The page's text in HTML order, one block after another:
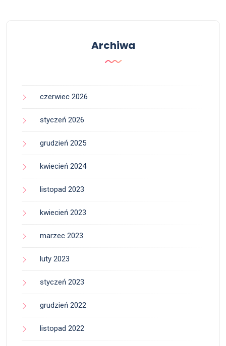
Archiwa
czerwiec 2026
styczeń 2026
grudzień 2025
kwiecień 2024
listopad 2023
kwiecień 2023
marzec 2023
luty 2023
styczeń 2023
grudzień 2022
listopad 2022